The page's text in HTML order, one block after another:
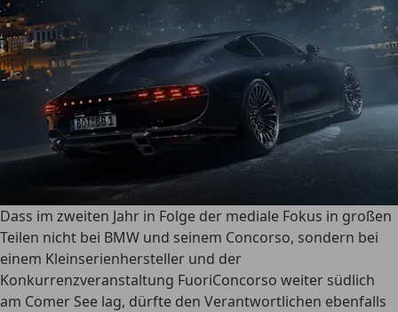
Dass im zweiten Jahr in Folge der mediale Fokus in großen
Teilen nicht bei BMW und seinem Concorso, sondern bei
einem Kleinserienhersteller und der
Konkurrenzveranstaltung FuoriConcorso weiter südlich
am Comer See lag, dürfte den Verantwortlichen ebenfalls